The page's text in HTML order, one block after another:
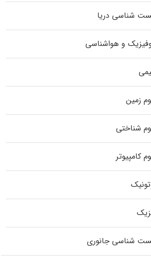
شناسی دریا
و هواشناسی
زمین
شناختی
کامپیوتر
شناسی جانوری